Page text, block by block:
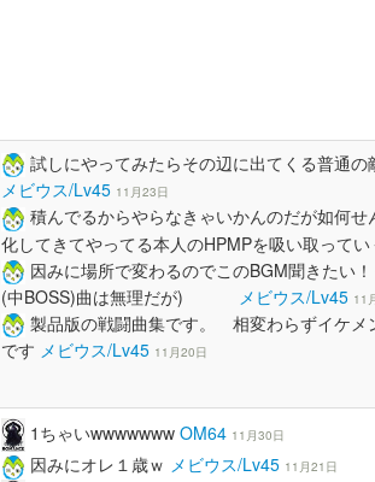
試しにやってみたらその辺に出てくる普通
メビウス/Lv45 11月23日
積んでるからやらなきゃいかんのだが如何
化してきてやってる本人のHPMPを吸い取って
因みに場所で変わるのでこのBGM聞きたい
(中BOSS)曲は無理だが)
メビウス/Lv45 11
製品版の戦闘曲集です。 相変わらずイケ
です メビウス/Lv45 11月20日
1ちゃいwwwwwww OM64 11月30日
因みにオレ１歳ｗ メビウス/Lv45 11月21日